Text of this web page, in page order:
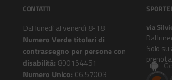
CONTATTI
Dal lunedì al venerdì 8-18
Numero Verde titolari di
contrassegno per persone con
disabilità: 800154451
Numero Unico: 06.57003
via
Dal
Solo